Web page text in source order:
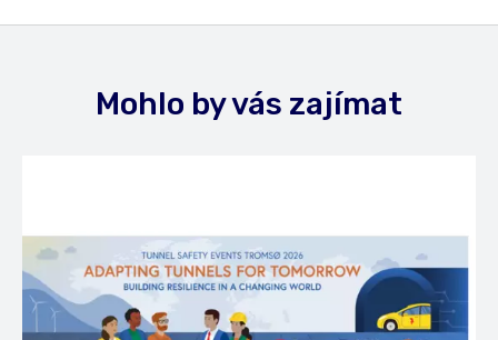
Mohlo by vás zajímat